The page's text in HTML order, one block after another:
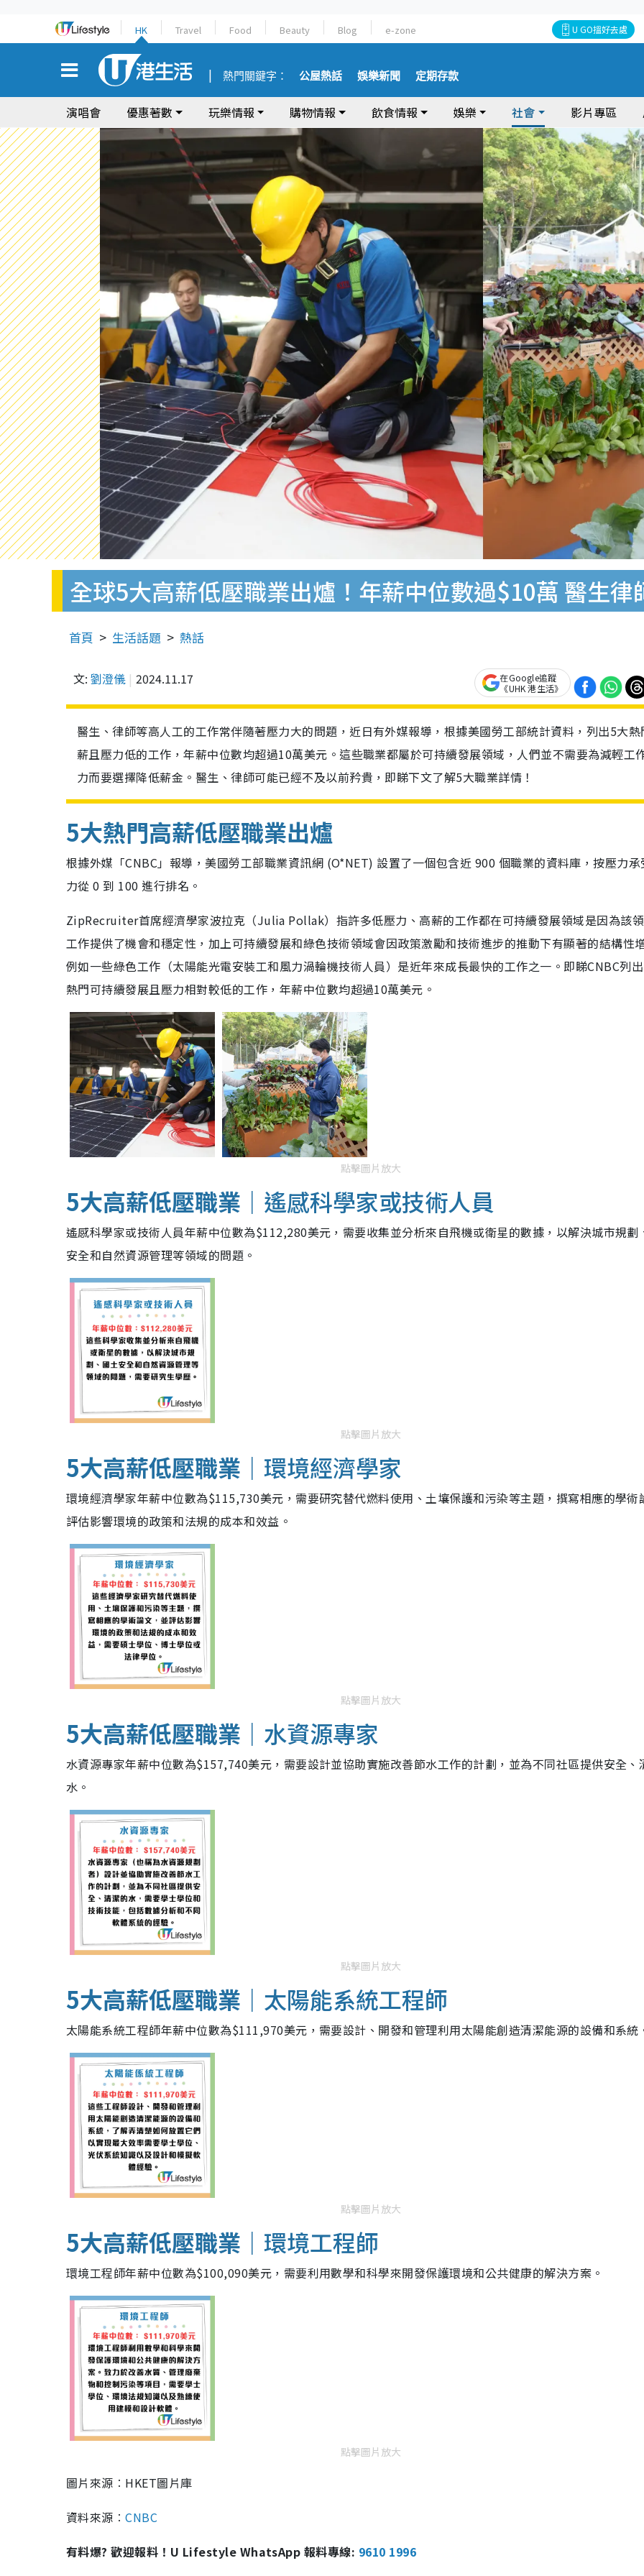
HK Travel Food Beauty Blog e-zone U GO搵好去處
熱門關鍵字： 公屋熱話 娛樂新聞 定期存款
演唱會 優惠著數 玩樂情報 購物情報 飲食情報 娛樂 社會 影片專區
全球5大高薪低壓職業出爐！年薪中位數過$10萬 醫生律
首頁 生活話題 熱話
文: 劉澄儀 2024.11.17
在Google追蹤
《UHK 港生活》
醫生、律師等高人工的工作常伴隨著壓力大的問題，近日有外媒報導，根據美國勞工部統計資料，列出5大熱
薪且壓力低的工作，年薪中位數均超過10萬美元。這些職業都屬於可持續發展領域，人們並不需要為減輕工
力而要選擇降低薪金。醫生、律師可能已經不及以前矜貴，即睇下文了解5大職業詳情！
5大熱門高薪低壓職業出爐
根據外媒「CNBC」報導，美國勞工部職業資訊網 (O*NET) 設置了一個包含近 900 個職業的資料庫，按壓力承
力從 0 到 100 進行排名。
ZipRecruiter首席經濟學家波拉克（Julia Pollak）指許多低壓力、高薪的工作都在可持續發展領域是因為該
工作提供了機會和穩定性，加上可持續發展和綠色技術領域會因政策激勵和技術進步的推動下有顯著的結構性
例如一些綠色工作（太陽能光電安裝工和風力渦輪機技術人員）是近年來成長最快的工作之一。即睇CNBC列
熱門可持續發展且壓力相對較低的工作，年薪中位數均超過10萬美元。
點擊圖片放大
5大高薪低壓職業｜ 遙感科學家或技術人員
遙感科學家或技術人員年薪中位數為$112,280美元，需要收集並分析來自飛機或衛星的數據，以解決城市規劃
安全和自然資源管理等領域的問題。
點擊圖片放大
5大高薪低壓職業｜ 環境經濟學家
環境經濟學家年薪中位數為$115,730美元，需要研究替代燃料使用、土壤保護和污染等主題，撰寫相應的學術
評估影響環境的政策和法規的成本和效益。
點擊圖片放大
5大高薪低壓職業｜ 水資源專家
水資源專家年薪中位數為$157,740美元，需要設計並協助實施改善節水工作的計劃，並為不同社區提供安全、
水。
點擊圖片放大
5大高薪低壓職業｜ 太陽能系統工程師
太陽能系統工程師年薪中位數為$111,970美元，需要設計、開發和管理利用太陽能創造清潔能源的設備和系統
點擊圖片放大
5大高薪低壓職業｜ 環境工程師
環境工程師年薪中位數為$100,090美元，需要利用數學和科學來開發保護環境和公共健康的解決方案。
點擊圖片放大
圖片來源︰HKET圖片庫
資料來源︰CNBC
有料爆? 歡迎報料！U Lifestyle WhatsApp 報料專線: 9610 1996